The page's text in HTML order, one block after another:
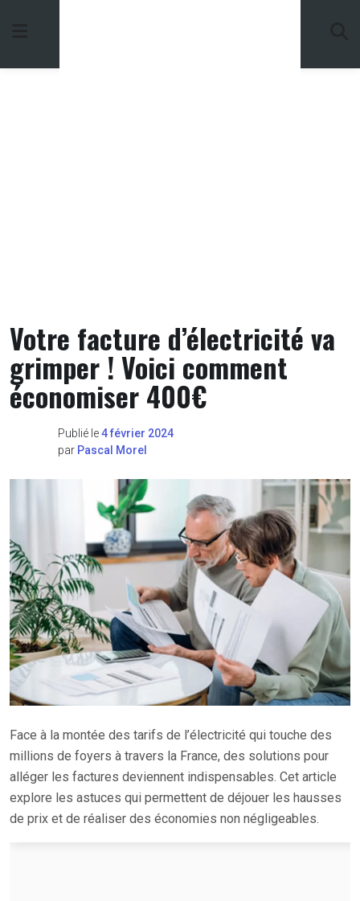
Votre facture d’électricité va
grimper ! Voici comment
économiser 400€
Publié le4 février 2024
par Pascal Morel
Face à la montée des tarifs de l’électricité qui touche des
millions de foyers à travers la France, des solutions pour
alléger les factures deviennent indispensables. Cet article
explore les astuces qui permettent de déjouer les hausses
de prix et de réaliser des économies non négligeables.